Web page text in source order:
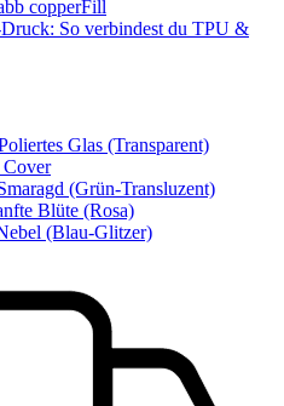
copperFill
So verbindest du TPU &
Glas (Transparent)
(Grün-Transluzent)
Blüte (Rosa)
(Blau-Glitzer)